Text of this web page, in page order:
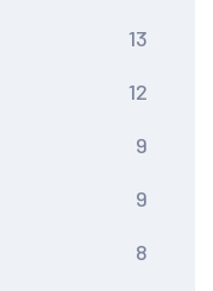
13
12
9
9
8